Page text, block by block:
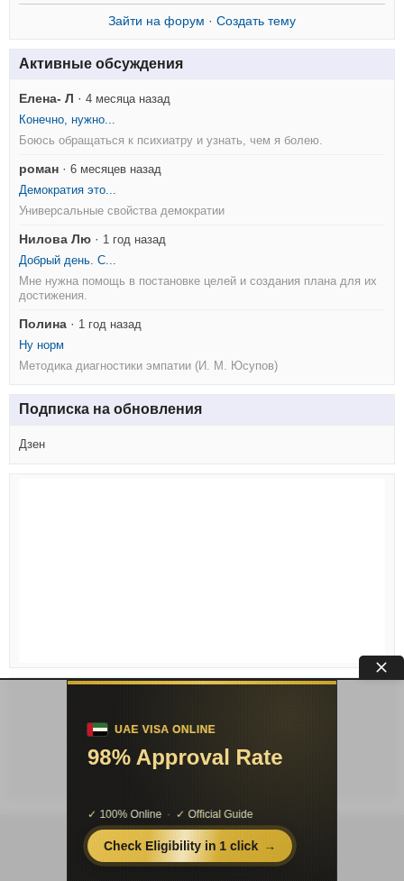
Зайти на форум · Создать тему
Активные обсуждения
Елена- Л ·4 месяца назад
Конечно, нужно...
Боюсь обращаться к психиатру и узнать, чем я болею.
роман ·6 месяцев назад
Демократия это...
Универсальные свойства демократии
Нилова Лю · 1 год назад
Добрый день. С...
Мне нужна помощь в постановке целей и создания плана для их
достижения.
Полина · 1 год назад
Ну норм
Методика диагностики эмпатии (И. М. Юсупов)
Подписка на обновления
Дзен
Условия публикации|Контакты|Про
проект|Соглашение| Конфиденциальность